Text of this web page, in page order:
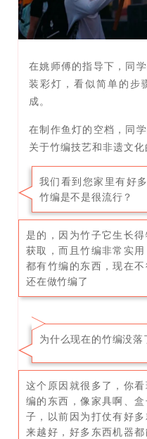
在姚师傅的指导下，同
装彩灯，看似简单的步
成。
在制作鱼灯的空档，同
关于竹编技艺和非遗文化
我们看到您家里有好
竹编是不是很流行？
是的，因为竹子它生长
获取，而且竹编非常实
都有竹编的东西，现在
还在做竹编了
为什么现在的竹编没落
这个原因就很多了，你
编的东西，像家具啊、
子，以前因为打仗有好
来越好，好多东西机器